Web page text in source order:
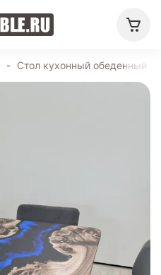
- Стол кухонный обеденный